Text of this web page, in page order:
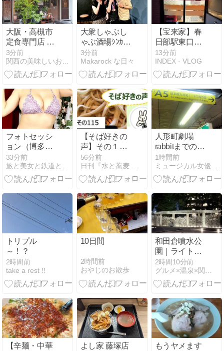
大阪・高槻市
定食専門店 い
ててやに行っ
てみた
3分前
大衆しゃぶし
ゃぶ酒場ｼﾝｶ×
沖縄料理 島球
@松江
3分前
Makarock な日々
【宝来家】春
日部駅東口の
昭和レトロな
町中華。サー
ビス精神に感
子・ビールで
大満足
13分前
INDEX - VLOG
フォトセッシ
ョン（博多）
（２０２２年
１１月）
（３）
33分前
旅と美女と鉄道と…
【そば好きの
声】その１１
５
56分前
人形町劇場
rabbitまでのア
クセス（人形
町駅からと三
越前駅から）
1時間前
トリプル
～！？
2時間前
take a rest !!
10日間
2時間前
おやじのお散歩
和田倉噴水公
園｜ライトア
ップされた噴
水を眺めなが
らひと休み
2時間10分前
【辛麺・中華
よし家 藤塚店
もうヤメます